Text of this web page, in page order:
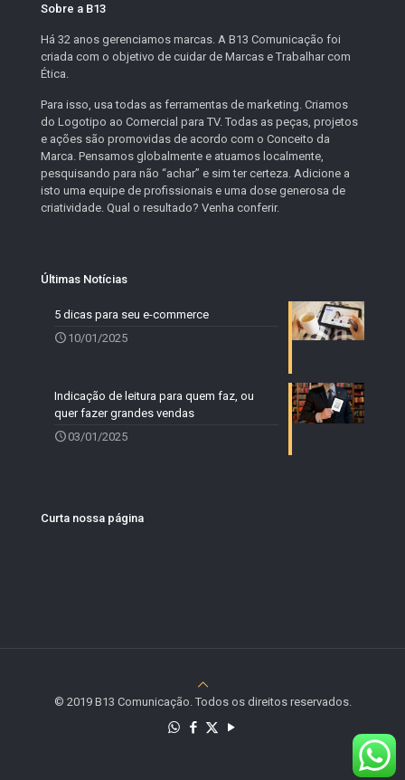
Sobre a B13
Há 32 anos gerenciamos marcas. A B13 Comunicação foi
criada com o objetivo de cuidar de Marcas e Trabalhar com
Ética.
Para isso, usa todas as ferramentas de marketing. Criamos
do Logotipo ao Comercial para TV. Todas as peças, projetos
e ações são promovidas de acordo com o Conceito da
Marca. Pensamos globalmente e atuamos localmente,
pesquisando para não “achar” e sim ter certeza. Adicione a
isto uma equipe de profissionais e uma dose generosa de
criatividade. Qual o resultado? Venha conferir.
Últimas Notícias
5 dicas para seu e-commerce
10/01/2025
Indicação de leitura para quem faz, ou
quer fazer grandes vendas
03/01/2025
Curta nossa página
© 2019 B13 Comunicação. Todos os direitos reservados.